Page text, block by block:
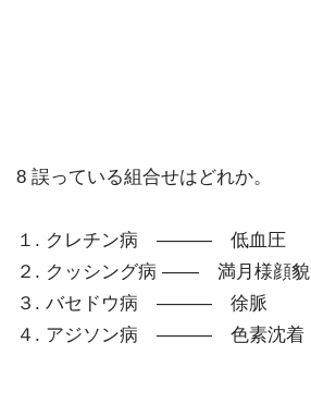
8 誤っている組合せはどれか。
１. クレチン病 ――― 低血圧
２. クッシング病 ―― 満月様顔貌
３. バセドウ病 ――― 徐脈
４. アジソン病 ――― 色素沈着